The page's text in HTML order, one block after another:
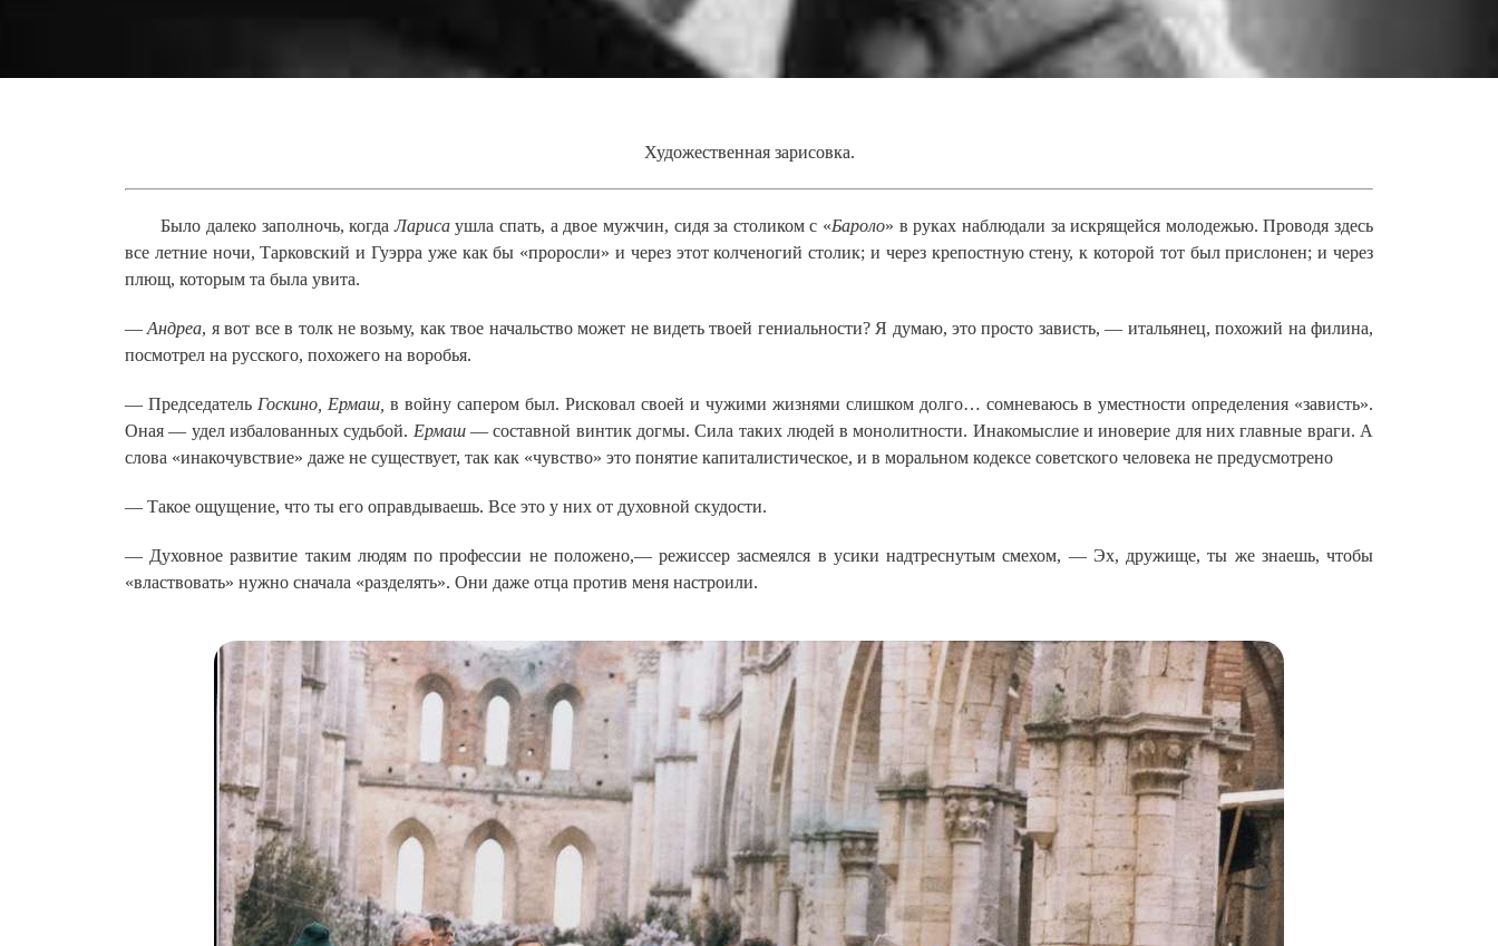
Художественная зарисовка.
Было далеко заполночь, когдаЛарисаушла спать, а двое мужчин, сидя за столиком с «Бароло» в руках наблюдали за искрящейся молодежью. Проводя здесь
все летние ночи, Тарковский и Гуэрра уже как бы «проросли» и через этот колченогий столик; и через крепостную стену, к которой тот был прислонен; и через
плющ, которым та была увита.
—Андреа, я вот все в толк не возьму, как твое начальство может не видеть твоей гениальности? Я думаю, это просто зависть, — итальянец, похожий на филина,
посмотрел на русского, похожего на воробья.
— Председатель Госкино, Ермаш, в войну сапером был. Рисковал своей и чужими жизнями слишком долго… сомневаюсь в уместности определения «зависть».
Оная — удел избалованных судьбой. Ермаш— составной винтик догмы. Сила таких людей в монолитности. Инакомыслие и иноверие для них главные враги. А
слова «инакочувствие» даже не существует, так как «чувство» это понятие капиталистическое, и в моральном кодексе советского человека не предусмотрено
— Такое ощущение, что ты его оправдываешь. Все это у них от духовной скудости.
— Духовное развитие таким людям по профессии не положено,— режиссер засмеялся в усики надтреснутым смехом, — Эх, дружище, ты же знаешь, чтобы
«властвовать» нужно сначала «разделять». Они даже отца против меня настроили.